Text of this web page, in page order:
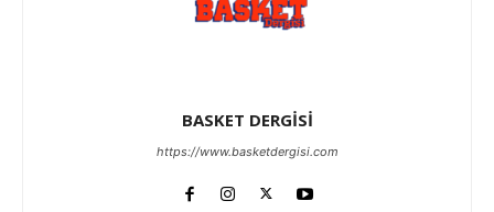
BASKET DERGİSİ
https://www.basketdergisi.com